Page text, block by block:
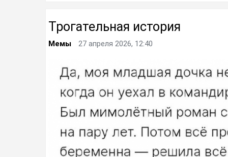
Трогательная история
Мемы 27 апреля 2026, 12:40